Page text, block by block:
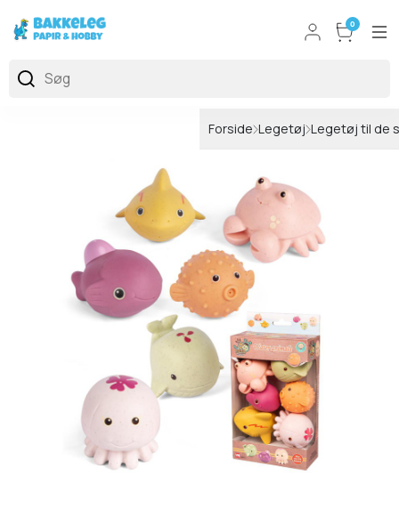
0
Forside Legetøj Legetøj til de